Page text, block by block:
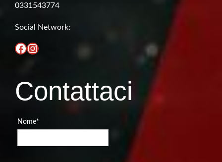
0331543774
Social Network:
Facebook Instagram
Contattaci
Nome*